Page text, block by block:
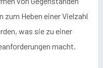
zum Heben einer Vielzahl
was sie zu einer
macht.